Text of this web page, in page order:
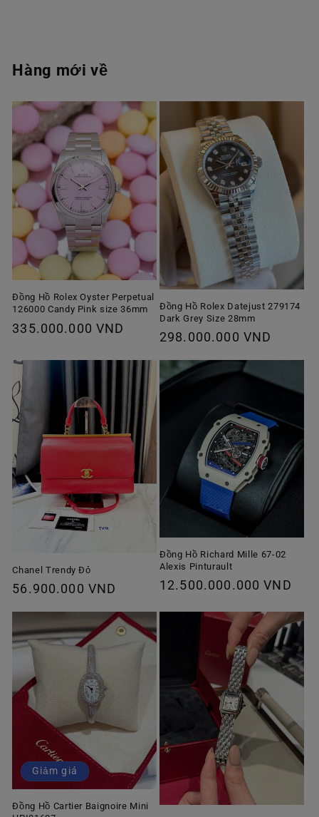
Hàng mới về
Đồng Hồ Rolex Oyster Perpetual
126000 Candy Pink size 36mm
Giá
thường
335.000.000 VND
Đồng Hồ Rolex Datejust 279174
Dark Grey Size 28mm
Giá
thường
298.000.000 VND
Chanel Trendy Đỏ
Giá
thường
56.900.000 VND
Đồng Hồ Richard Mille 67-02
Alexis Pinturault
Giá
12.500.000.000 VND
Giảm giá
Đồng Hồ Cartier Baignoire Mini